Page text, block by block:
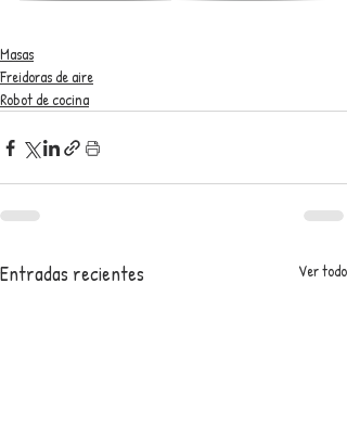
Masas
Freidoras de aire
Robot de cocina
Entradas recientes Ver todo